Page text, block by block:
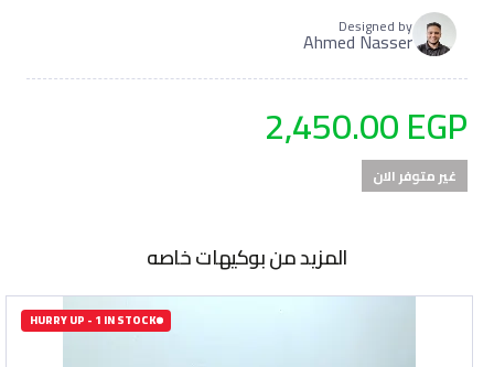
Designed by
Ahmed Nasser
2,450.00EGP
المزيد من بوكيهات خاصه
HURRY UP - 1 IN STOCK